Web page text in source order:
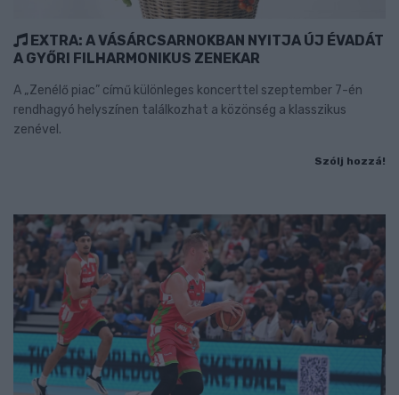
EXTRA: A VÁSÁRCSARNOKBAN NYITJA ÚJ ÉVADÁT
A GYŐRI FILHARMONIKUS ZENEKAR
A „Zenélő piac” című különleges koncerttel szeptember 7-én
rendhagyó helyszínen találkozhat a közönség a klasszikus
zenével.
Szólj hozzá!